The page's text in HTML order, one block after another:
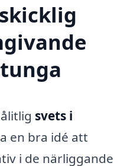
svets i
en bra idé att
i de närliggande